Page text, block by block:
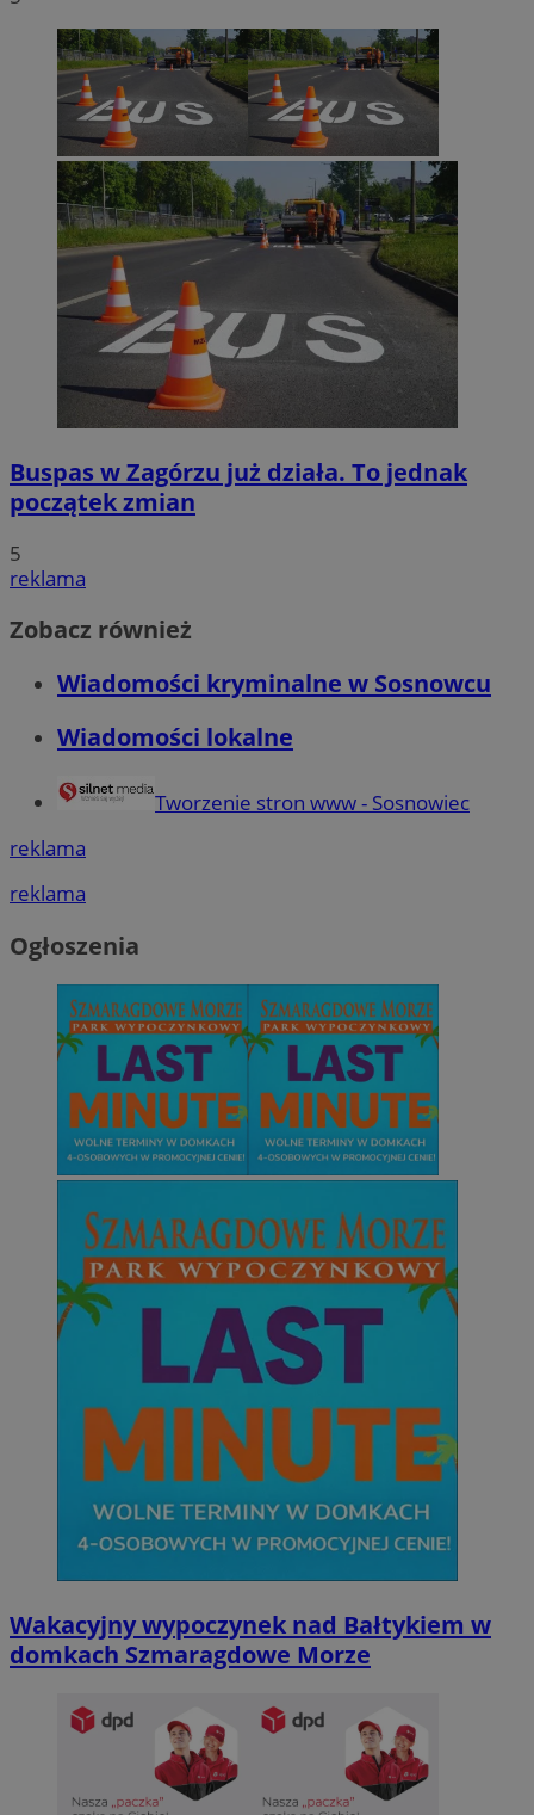
Buspas w Zagórzu już działa. To jednak
początek zmian
5
reklama
Zobacz również
Wiadomości kryminalne w Sosnowcu
Wiadomości lokalne
Tworzenie stron www - Sosnowiec
reklama
reklama
Ogłoszenia
Wakacyjny wypoczynek nad Bałtykiem w
domkach Szmaragdowe Morze